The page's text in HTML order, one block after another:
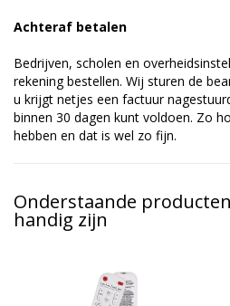
Achteraf betalen
Bedrijven, scholen en
rekening bestellen. Wij sturen de
u krijgt netjes een factuur
binnen 30 dagen kunt voldoen. Zo
hebben en dat is wel zo fijn.
Onderstaande
handig zijn